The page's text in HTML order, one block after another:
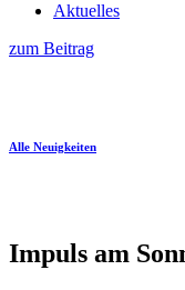
Aktuelles
zum Beitrag
Alle Neuigkeiten
Impuls am